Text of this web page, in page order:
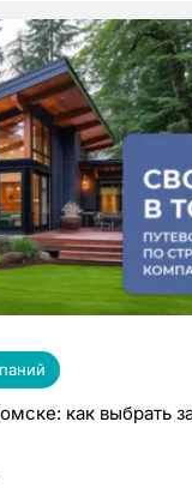
как выбрать